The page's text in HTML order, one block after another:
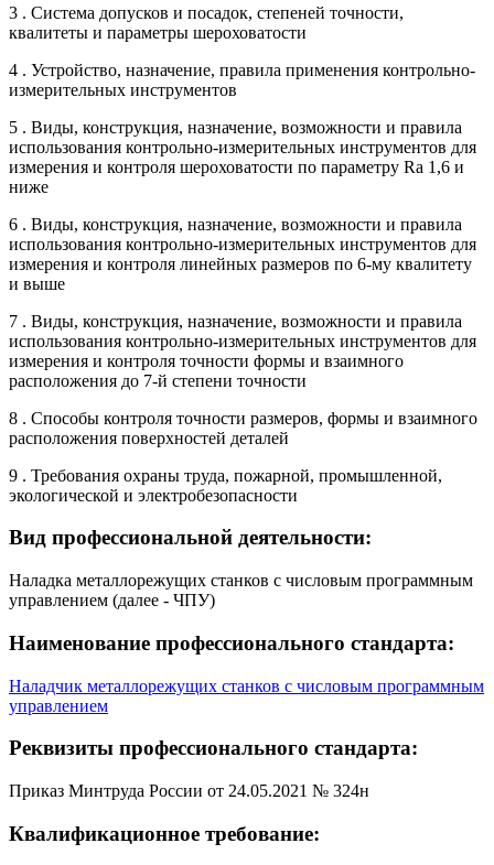
3 . Система допусков и посадок, степеней точности,
квалитеты и параметры шероховатости
4 . Устройство, назначение, правила применения контрольно-
измерительных инструментов
5 . Виды, конструкция, назначение, возможности и правила
использования контрольно-измерительных инструментов для
измерения и контроля шероховатости по параметру Ra 1,6 и
ниже
6 . Виды, конструкция, назначение, возможности и правила
использования контрольно-измерительных инструментов для
измерения и контроля линейных размеров по 6-му квалитету
и выше
7 . Виды, конструкция, назначение, возможности и правила
использования контрольно-измерительных инструментов для
измерения и контроля точности формы и взаимного
расположения до 7-й степени точности
8 . Способы контроля точности размеров, формы и взаимного
расположения поверхностей деталей
9 . Требования охраны труда, пожарной, промышленной,
экологической и электробезопасности
Вид профессиональной деятельности:
Наладка металлорежущих станков с числовым программным
управлением (далее - ЧПУ)
Наименование профессионального стандарта:
Наладчик металлорежущих станков с числовым программным
управлением
Реквизиты профессионального стандарта:
Приказ Минтруда России от 24.05.2021 № 324н
Квалификационное требование: